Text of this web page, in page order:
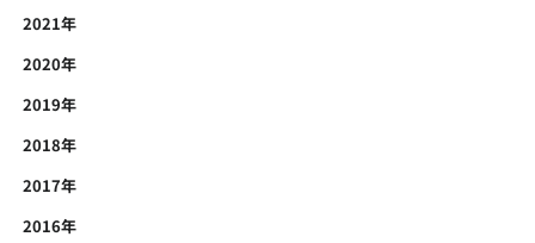
2021年
2020年
2019年
2018年
2017年
2016年